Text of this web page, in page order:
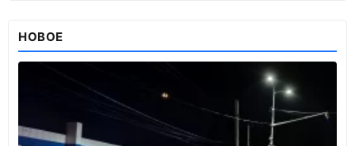
НОВОЕ